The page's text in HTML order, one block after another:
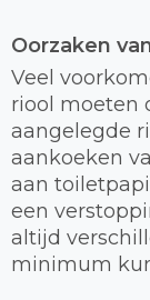
Oorzaken
Veel
riool moeten
aangelegde
aankoeken
aan
een
altijd
minimum